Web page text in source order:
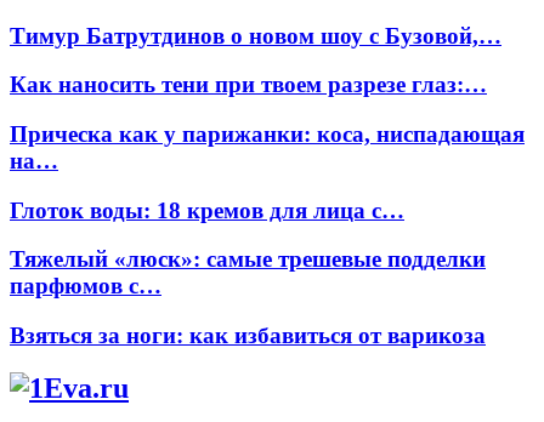
Тимур Батрутдинов о новом шоу с Бузовой,…
Как наносить тени при твоем разрезе глаз:…
Прическа как у парижанки: коса, ниспадающая
на…
Глоток воды: 18 кремов для лица с…
Тяжелый «люск»: самые трешевые подделки
парфюмов с…
Взяться за ноги: как избавиться от варикоза